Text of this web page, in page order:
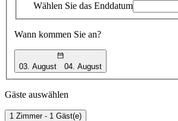
Wählen Sie das Enddatum
Wann kommen Sie an?
03. August 04. August
Gäste auswählen
1 Zimmer - 1 Gäst(e)